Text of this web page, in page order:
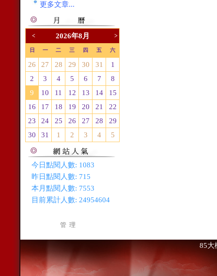
更多文章...
< 2026年8月 >
日 一 二 三 四 五 六
26 27 28 29 30 31
1
2
3 4 5 6 7
8
9
10 11 12 13 14
15
16
17 18 19 20 21
22
23
24 25 26 27 28
29
30
31 1 2 3 4 5
今日點閱人數: 1083
昨日點閱人數: 715
本月點閱人數: 7553
目前累計人數: 24954604
管 理
85大